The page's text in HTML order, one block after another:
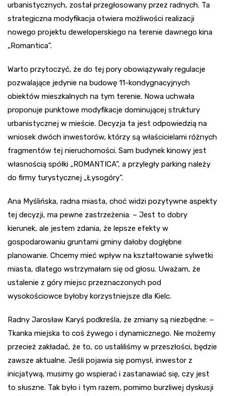
urbanistycznych, został przegłosowany przez radnych. Ta
strategiczna modyfikacja otwiera możliwości realizacji
nowego projektu deweloperskiego na terenie dawnego kina
„Romantica”.
Warto przytoczyć, że do tej pory obowiązywały regulacje
pozwalające jedynie na budowę 11-kondygnacyjnych
obiektów mieszkalnych na tym terenie. Nowa uchwała
proponuje punktowe modyfikacje dominującej struktury
urbanistycznej w mieście. Decyzja ta jest odpowiedzią na
wniosek dwóch inwestorów, którzy są właścicielami różnych
fragmentów tej nieruchomości. Sam budynek kinowy jest
własnością spółki „ROMANTICA”, a przyległy parking należy
do firmy turystycznej „Łysogóry”.
Ana Myślińska, radna miasta, choć widzi pozytywne aspekty
tej decyzji, ma pewne zastrzeżenia: – Jest to dobry
kierunek, ale jestem zdania, że lepsze efekty w
gospodarowaniu gruntami gminy dałoby dogłębne
planowanie. Chcemy mieć wpływ na kształtowanie sylwetki
miasta, dlatego wstrzymałam się od głosu. Uważam, że
ustalenie z góry miejsc przeznaczonych pod
wysokościowce byłoby korzystniejsze dla Kielc.
Radny Jarosław Karyś podkreśla, że zmiany są niezbędne: –
Tkanka miejska to coś żywego i dynamicznego. Nie możemy
przecież zakładać, że to, co ustaliliśmy w przeszłości, będzie
zawsze aktualne. Jeśli pojawia się pomysł, inwestor z
inicjatywą, musimy go wspierać i zastanawiać się, czy jest
to słuszne. Tak było i tym razem, pomimo burzliwej dyskusji